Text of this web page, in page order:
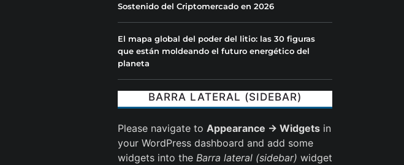
Sostenido del Criptomercado en 2026
El mapa global del poder del litio: las 30 figuras
que están moldeando el futuro energético del
planeta
BARRA LATERAL (SIDEBAR)
Please navigate to Appearance → Widgets in
your WordPress dashboard and add some
widgets into the Barra lateral (sidebar) widget